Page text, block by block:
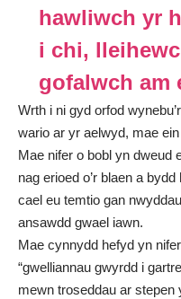
hawliwch yr
i chi,
gofalwch am
Wrth i ni gyd orfod
wario ar yr aelwyd, mae
Mae nifer o bobl yn dweud
nag erioed o’r blaen a
cael eu temtio gan
ansawdd gwael iawn.
Mae cynnydd hefyd yn
“gwelliannau gwyrdd i
mewn troseddau ar stepen